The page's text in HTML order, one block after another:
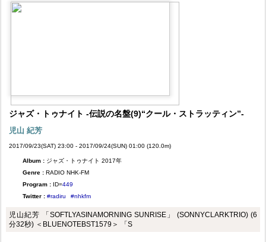
ジャズ・トゥナイト -伝説の名盤(9)“クール・ストラッティン”-
児山 紀芳
2017/09/23(SAT) 23:00 - 2017/09/24(SUN) 01:00 (120.0m)
Album : ジャズ・トゥナイト 2017年
Genre : RADIO NHK-FM
Program : ID=449
Twitter : #radiru #nhkfm
児山紀芳 「SOFTLYASINAMORNING SUNRISE」 (SONNYCLARKTRIO) (6
分32秒) ＜BLUENOTEBST1579＞ 「S